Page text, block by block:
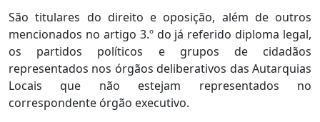
São titulares do direito e oposição, além de outros
mencionados no artigo 3.º do já referido diploma legal,
os partidos políticos e grupos de cidadãos
representados nos órgãos deliberativos das Autarquias
Locais que não estejam representados no
correspondente órgão executivo.